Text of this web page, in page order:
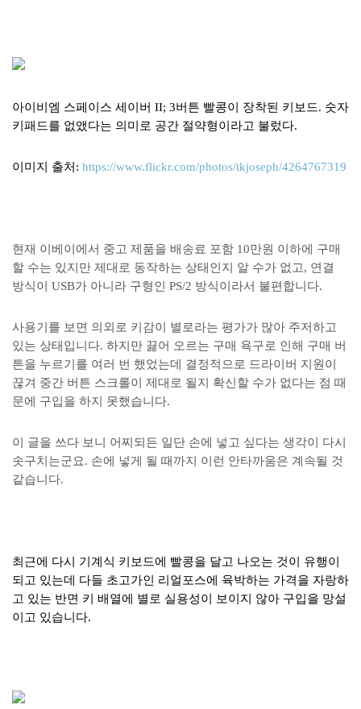
아이비엠 스페이스 세이버 II; 3버튼 빨콩이 장착된 키보드. 숫자
키패드를 없앴다는 의미로 공간 절약형이라고 불렀다.
이미지 출처: https://www.flickr.com/photos/tkjoseph/4264767319
현재 이베이에서 중고 제품을 배송료 포함 10만원 이하에 구매
할 수는 있지만 제대로 동작하는 상태인지 알 수가 없고, 연결
방식이 USB가 아니라 구형인 PS/2 방식이라서 불편합니다.
사용기를 보면 의외로 키감이 별로라는 평가가 많아 주저하고
있는 상태입니다. 하지만 끓어 오르는 구매 욕구로 인해 구매 버
튼을 누르기를 여러 번 했었는데 결정적으로 드라이버 지원이
끊겨 중간 버튼 스크롤이 제대로 될지 확신할 수가 없다는 점 때
문에 구입을 하지 못했습니다.
이 글을 쓰다 보니 어찌되든 일단 손에 넣고 싶다는 생각이 다시
솟구치는군요. 손에 넣게 될 때까지 이런 안타까움은 계속될 것
같습니다.
최근에 다시 기계식 키보드에 빨콩을 달고 나오는 것이 유행이
되고 있는데 다들 초고가인 리얼포스에 육박하는 가격을 자랑하
고 있는 반면 키 배열에 별로 실용성이 보이지 않아 구입을 망설
이고 있습니다.